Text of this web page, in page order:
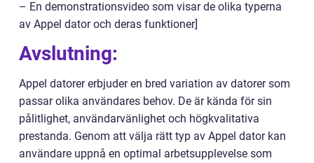
– En demonstrationsvideo som visar de olika typerna
av Appel dator och deras funktioner]
Avslutning:
Appel datorer erbjuder en bred variation av datorer som
passar olika användares behov. De är kända för sin
pålitlighet, användarvänlighet och högkvalitativa
prestanda. Genom att välja rätt typ av Appel dator kan
användare uppnå en optimal arbetsupplevelse som